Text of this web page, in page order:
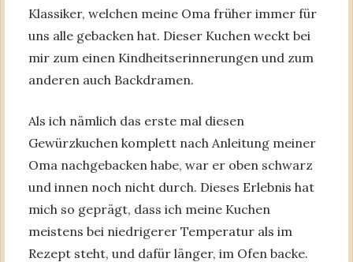
Klassiker, welchen meine Oma früher immer für
uns alle gebacken hat. Dieser Kuchen weckt bei
mir zum einen Kindheitserinnerungen und zum
anderen auch Backdramen.
Als ich nämlich das erste mal diesen
Gewürzkuchen komplett nach Anleitung meiner
Oma nachgebacken habe, war er oben schwarz
und innen noch nicht durch. Dieses Erlebnis hat
mich so geprägt, dass ich meine Kuchen
meistens bei niedrigerer Temperatur als im
Rezept steht, und dafür länger, im Ofen backe.